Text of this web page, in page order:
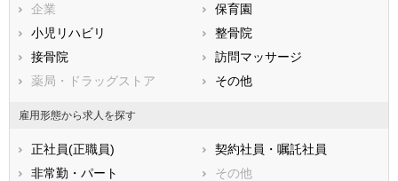
熊本県
鹿児島県
企業
保育園
小児リハビリ
整骨院
接骨院
訪問マッサージ
薬局・ドラッグストア
その他
雇用形態から求人を探す
正社員(正職員)
契約社員・嘱託社員
非常勤・パート
その他